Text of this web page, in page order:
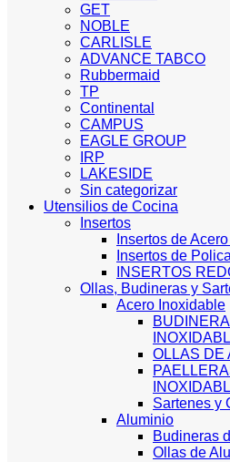
GET
NOBLE
CARLISLE
ADVANCE TABCO
Rubbermaid
TP
Continental
CAMPUS
EAGLE GROUP
IRP
LAKESIDE
Sin categorizar
Utensilios de Cocina
Insertos
Insertos de
Insertos de
INSERTOS
Ollas, Budineras y
Acero Inoxidable
OLLAS DE
Sartenes y
Aluminio
Budineras
Ollas de